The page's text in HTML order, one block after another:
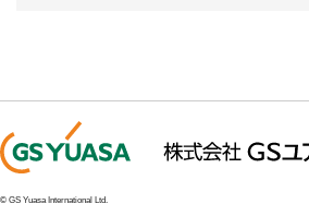
© GS Yuasa International Ltd.